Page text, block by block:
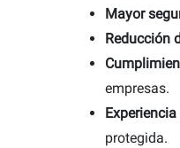
Mayor
Reducción
empresas.
protegida.